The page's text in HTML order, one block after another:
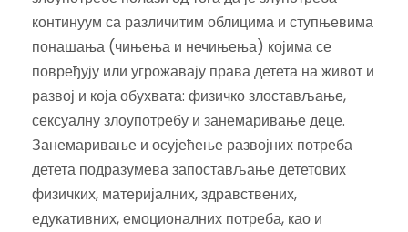
континуум са различитим облицима и ступњевима
понашања (чињења и нечињења) којима се
повређују или угрожавају права детета на живот и
развој и која обухвата: физичко злостављање,
сексуалну злоупотребу и занемаривање деце.
Занемаривање и осујећење развојних потреба
детета подразумева запостављање дететових
физичких, материјалних, здравствених,
едукативних, емоционалних потреба, као и